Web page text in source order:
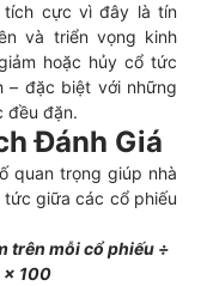
cực vì đây là tín
và triển vọng kinh
hoặc hủy cổ tức
– đặc biệt với những
đều đặn.
Đánh Giá
quan trọng giúp nhà
giữa các cổ phiếu
trên mỗi cổ phiếu ÷
× 100